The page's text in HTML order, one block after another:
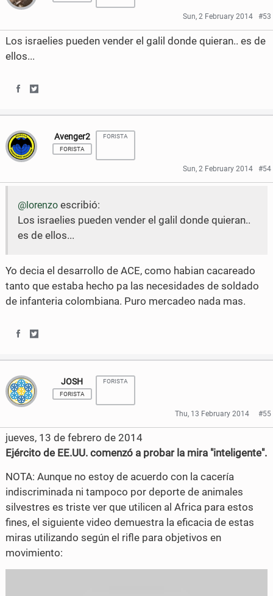
e
b
o
k
t
t
r
e
o
F
a
c
e
b
r
e
T
w
i
t
t
e
r
Sun, 2 February 2014 #53
Los israelies pueden vender el galil donde quieran.. es de
ellos...
a
r
e
a
c
b
o
k
a
r
e
o
n
w
t
Avenger2
FORISTA
FORISTA
Sun, 2 February 2014 #54
@lorenzoescribió:
Los israelies pueden vender el galil donde quieran..
es de ellos...
Yo decia el desarrollo de ACE, como habian cacareado
tanto que estaba hecho pa las necesidades de soldado
de infanteria colombiana. Puro mercadeo nada mas.
h
a
r
e
o
F
a
c
e
h
a
r
e
o
T
w
i
t
JOSH
FORISTA
FORISTA
Thu, 13 February 2014 #55
jueves, 13 de febrero de 2014
Ejército de EE.UU. comenzó a probar la mira "inteligente".
NOTA: Aunque no estoy de acuerdo con la cacería
indiscriminada ni tampoco por deporte de animales
silvestres es triste ver que utilicen al Africa para estos
fines, el siguiente video demuestra la eficacia de estas
miras utilizando según el rifle para objetivos en
movimiento: